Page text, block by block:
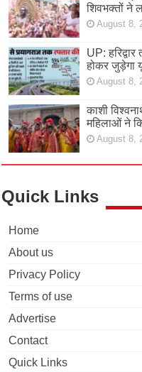
शिवभक्तों ने
August 8,
UP:
होकर जुड़ेगा
August 8,
काशी
महिलाओं ने
August 8,
Quick Links
Home
About us
Privacy Policy
Terms of use
Advertise
Contact
Quick Links